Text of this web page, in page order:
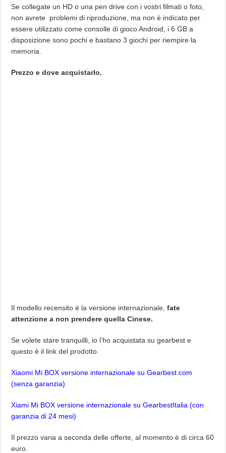
Se collegate un HD o una pen drive con i vostri filmati o foto,
non avrete problemi di riproduzione, ma non è indicato per
essere utilizzato come consolle di gioco Android, i 6 GB a
disposizione sono pochi e bastano 3 giochi per riempire la
memoria.
Prezzo e dove acquistarlo.
Il modello recensito è la versione internazionale,fate
attenzione a non prendere quella Cinese.
Se volete stare tranquilli, io l’ho acquistata su gearbest e
questo è il link del prodotto.
Xiaomi Mi BOX versione internazionale su Gearbest.com
(senza garanzia)
Xiami Mi BOX versione internazionale su GearbestItalia (con
garanzia di 24 mesi)
Il prezzo varia a seconda delle offerte, al momento è di circa 60
euro.